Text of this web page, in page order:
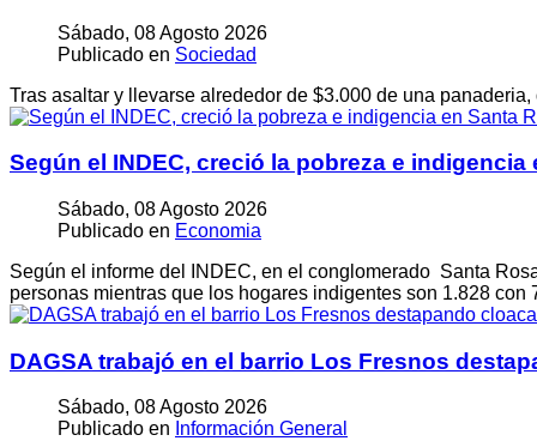
Sábado, 08 Agosto 2026
Publicado en Sociedad
Tras asaltar y llevarse alrededor de $3.000 de una
Según el INDEC, creció la pobreza e indigencia
Sábado, 08 Agosto 2026
Publicado en Economia
Según el informe del INDEC, en el conglomerado Santa
personas mientras que los hogares indigentes son 1.828
DAGSA trabajó en el barrio Los Fresnos
Sábado, 08 Agosto 2026
Publicado en Información General